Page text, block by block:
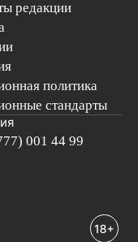
редакции
политика
стандарты
001 44 99